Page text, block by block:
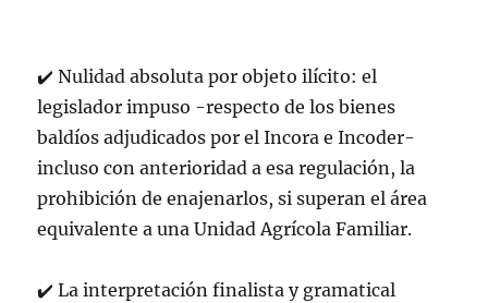
✔️ Nulidad absoluta por objeto ilícito: el
legislador impuso -respecto de los bienes
baldíos adjudicados por el Incora e Incoder-
incluso con anterioridad a esa regulación, la
prohibición de enajenarlos, si superan el área
equivalente a una Unidad Agrícola Familiar.
✔️ La interpretación finalista y gramatical